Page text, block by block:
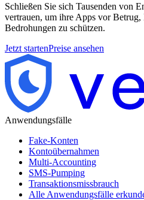
Schließen Sie sich Tausenden von
vertrauen, um ihre Apps vor Betrug,
Bedrohungen zu schützen.
Jetzt startenPreise ansehen
Anwendungsfälle
Fake-Konten
Kontoübernahmen
Multi-Accounting
SMS-Pumping
Transaktionsmissbrauch
Alle Anwendungsfälle